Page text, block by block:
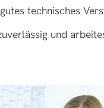
technisches
und